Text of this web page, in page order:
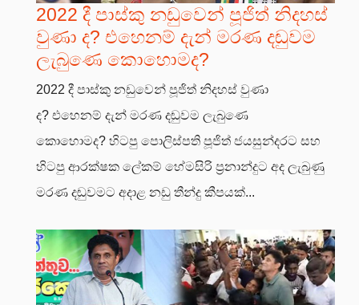
2022 දී පාස්කු නඩුවෙන් පූජිත් නිදහස්
වුණා ද? එහෙනම් දැන් මරණ දඬුවම
ලැබුණෙ කොහොමද?
2022 දී පාස්කු නඩුවෙන් පූජිත් නිදහස් වුණා
ද? එහෙනම් දැන් මරණ දඬුවම ලැබුණෙ
කොහොමද? හිටපු පොලිස්පති පූජිත් ජයසුන්දරට සහ
හිටපු ආරක්ෂක ලේකම් හේමසිරි ප්‍රනාන්දුට අද ලැබුණු
මරණ දඬුවමට අදාළ නඩු තීන්දු කීපයක්...